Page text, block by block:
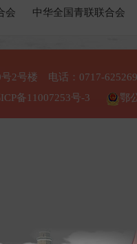
会 中华全国青联联合会
2号楼 电话：0717-
备11007253号-3 鄂